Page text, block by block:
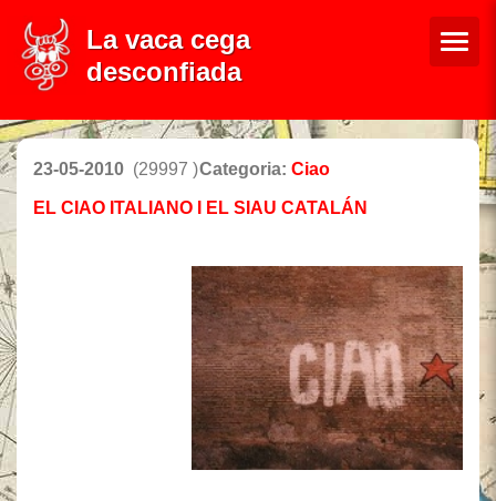
La vaca cega
desconfiada
23-05-2010 (29997 )Categoria: Ciao
EL CIAO ITALIANO I EL SIAU CATALÁN